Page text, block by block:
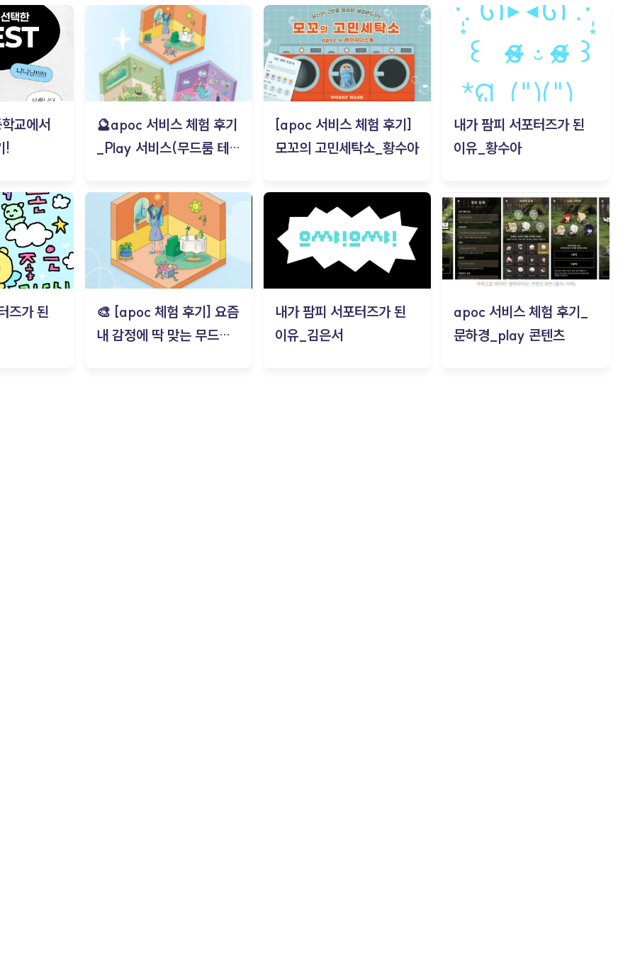
교에서
!
🔮apoc 서비스 체험 후기
_Play 서비스(무드룸 테스
[apoc 서비스 체험 후기]
모꼬의 고민세탁소_황수아
내가 팜피 서포터즈가 된
이유_황수아
즈가 된
🎨 [apoc 체험 후기] 요즘
내 감정에 딱 맞는 무드룸
내가 팜피 서포터즈가 된
이유_김은서
apoc 서비스 체험 후기_
문하경_play 콘텐츠